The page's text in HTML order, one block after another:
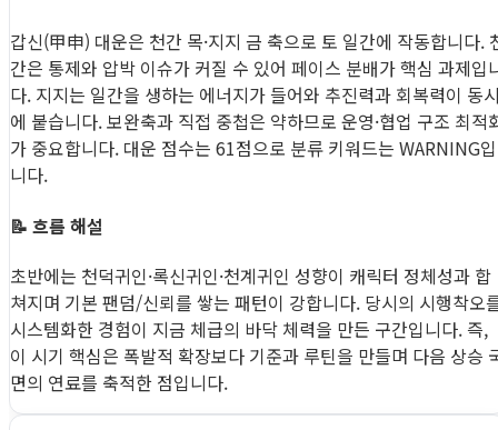
갑신(甲申) 대운은 천간 목·지지 금 축으로 토 일간에 작동합니다.
간은 통제와 압박 이슈가 커질 수 있어 페이스 분배가 핵심 과제입
다. 지지는 일간을 생하는 에너지가 들어와 추진력과 회복력이 동
에 붙습니다. 보완축과 직접 중첩은 약하므로 운영·협업 구조 최적
가 중요합니다. 대운 점수는 61점으로 분류 키워드는 WARNING입
니다.
📝 흐름 해설
초반에는 천덕귀인·록신귀인·천계귀인 성향이 캐릭터 정체성과 합
쳐지며 기본 팬덤/신뢰를 쌓는 패턴이 강합니다. 당시의 시행착오
시스템화한 경험이 지금 체급의 바닥 체력을 만든 구간입니다. 즉,
이 시기 핵심은 폭발적 확장보다 기준과 루틴을 만들며 다음 상승
면의 연료를 축적한 점입니다.